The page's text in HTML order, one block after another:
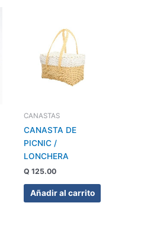
CANASTAS
CANASTA DE
PICNIC /
LONCHERA
Q 125.00
Añadir al carrito